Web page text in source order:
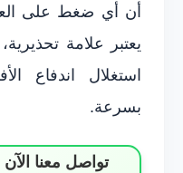
أن أي ضغط على
يعتبر علامة
استغلال اندفاع
بسرعة.
تواصل معنا